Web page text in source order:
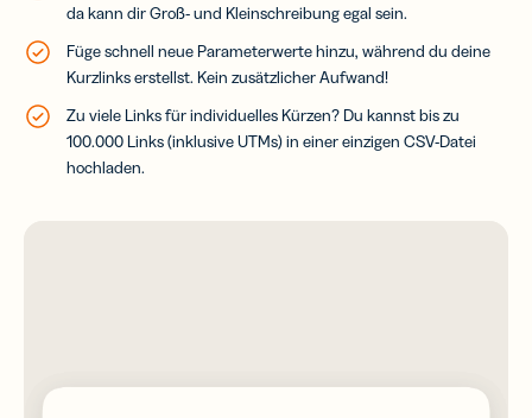
da kann dir Groß- und Kleinschreibung egal sein.
Füge schnell neue Parameterwerte hinzu, während du deine
Kurzlinks erstellst. Kein zusätzlicher Aufwand!
Zu viele Links für individuelles Kürzen? Du kannst bis zu
100.000 Links (inklusive UTMs) in einer einzigen CSV-Datei
hochladen.